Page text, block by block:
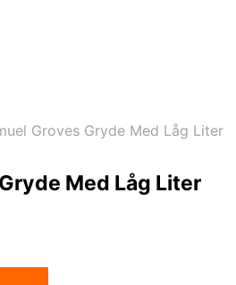
Groves Gryde Med Låg Liter
Med Låg Liter